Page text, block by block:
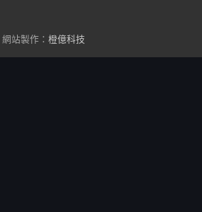
網站製作： 橙億科技